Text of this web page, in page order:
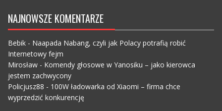
NAJNOWSZE KOMENTARZE
Bebik- Naapada Nabang, czyli jak Polacy potrafią robić
Internetowy fejm
Mirosław- Komendy głosowe w Yanosiku – jako kierowca
jestem zachwycony
Policjusz88 - 100W ładowarka od Xiaomi – firma chce
wyprzedzić konkurencję